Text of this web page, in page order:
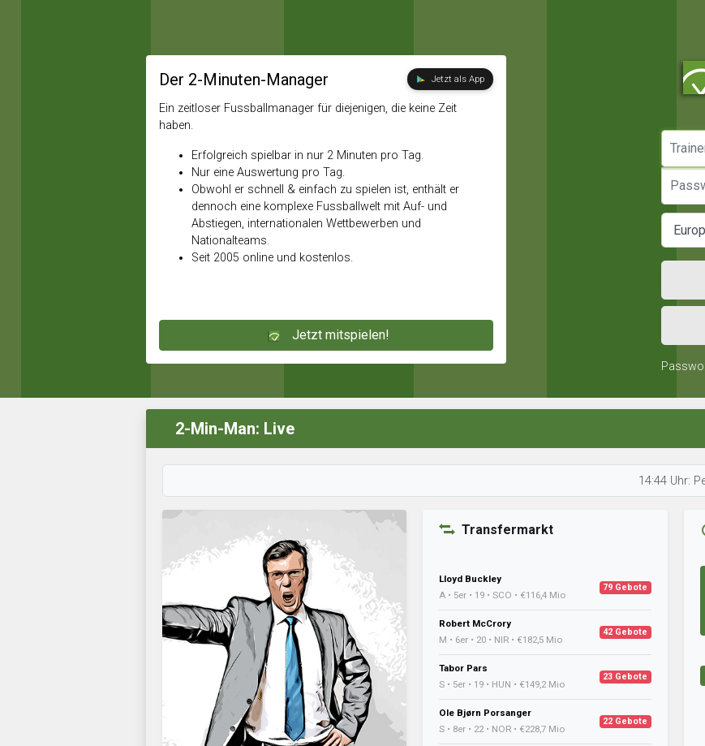
Der 2-Minuten-Manager Jetzt als App
Ein zeitloser Fussballmanager für diejenigen, die keine Zeit
haben.
Erfolgreich spielbar in nur 2 Minuten pro Tag.
Nur eine Auswertung pro Tag.
Obwohl er schnell & einfach zu spielen ist, enthält er
dennoch eine komplexe Fussballwelt mit Auf- und
Abstiegen, internationalen Wettbewerben und
Nationalteams.
Seit 2005 online und kostenlos.
Jetzt mitspielen!
2-Min-Man: Live
14:44 Uhr:
Transfermarkt
Lloyd Buckley
A • 5er • 19 • SCO • €116,4 Mio
79 Gebote
Robert McCrory
M • 6er • 20 • NIR • €182,5 Mio
42 Gebote
Tabor Pars
S • 5er • 19 • HUN • €149,2 Mio
23 Gebote
Ole Bjørn Porsanger
S • 8er • 22 • NOR • €228,7 Mio
22 Gebote